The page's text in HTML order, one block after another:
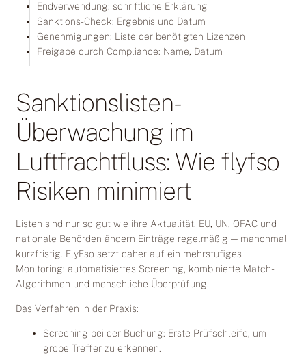
Endverwendung: schriftliche Erklärung
Sanktions-Check: Ergebnis und Datum
Genehmigungen: Liste der benötigten Lizenzen
Freigabe durch Compliance: Name, Datum
Sanktionslisten-
Überwachung im
Luftfrachtfluss: Wie flyfso
Risiken minimiert
Listen sind nur so gut wie ihre Aktualität. EU, UN, OFAC und
nationale Behörden ändern Einträge regelmäßig — manchmal
kurzfristig. FlyFso setzt daher auf ein mehrstufiges
Monitoring: automatisiertes Screening, kombinierte Match-
Algorithmen und menschliche Überprüfung.
Das Verfahren in der Praxis:
Screening bei der Buchung: Erste Prüfschleife, um
grobe Treffer zu erkennen.